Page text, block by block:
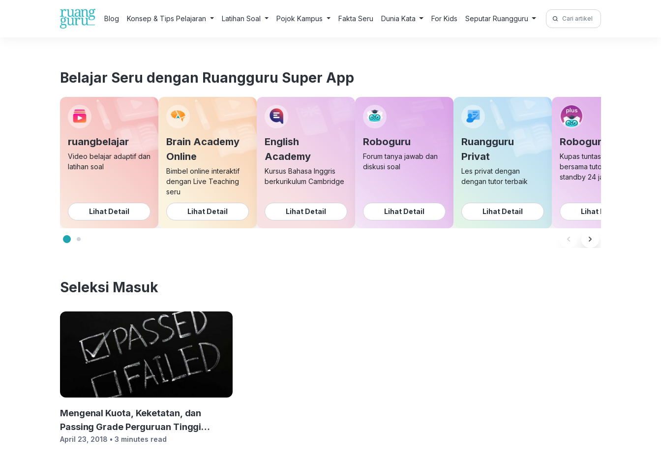
Blog Konsep & Tips Pelajaran Latihan Soal Pojok Kampus Fakta Seru Dunia Kata For Kids Seputar Ruangguru
Search
for:
Belajar Seru dengan Ruangguru Super App
ruangbelajar
Video belajar adaptif dan
latihan soal
Lihat Detail
Brain Academy
Online
Bimbel online interaktif
dengan Live Teaching
seru
Lihat Detail
English
Academy
Kursus Bahasa Inggris
berkurikulum Cambridge
Lihat Detail
Roboguru
Forum tanya jawab dan
diskusi soal
Lihat Detail
Ruangguru
Privat
Les privat dengan
dengan tutor terbaik
Lihat Detail
Roboguru Plus
Kupas tuntas soal sulit
bersama tutor yang
standby 24 jam
Lihat Detail
Seleksi Masuk
Mengenal Kuota, Keketatan, dan
Passing Grade Perguruan Tinggi
Negeri
April 23, 2018 • 3 minutes read